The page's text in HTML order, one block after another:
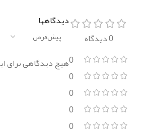
0 دیدگاه
0
0
0
0
0
دیدگاهها
هیچ دیدگاهی برای